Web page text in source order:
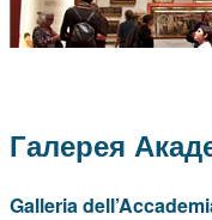
Галерея
Galleria